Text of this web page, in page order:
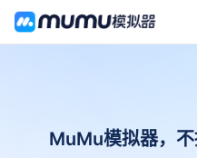
MuMu模拟器，不